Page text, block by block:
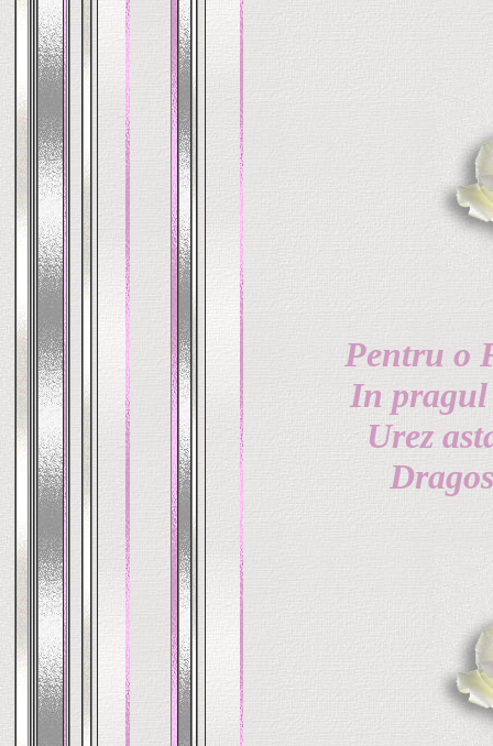
Pentru o
In
Urez